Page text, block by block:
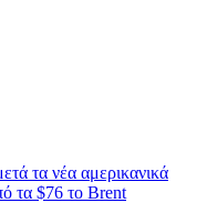
τα νέα αμερικανικά
τα $76 το Brent